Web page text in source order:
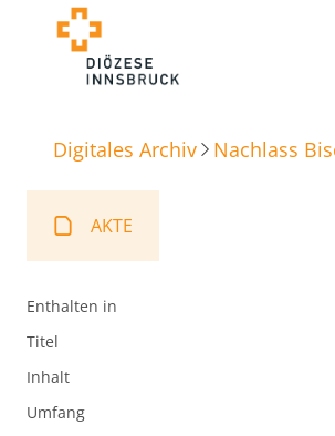
Digitales Archiv Nachlass
AKTE
Enthalten in
Titel
Inhalt
Umfang